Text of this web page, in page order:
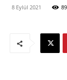
8 Eylül 2021